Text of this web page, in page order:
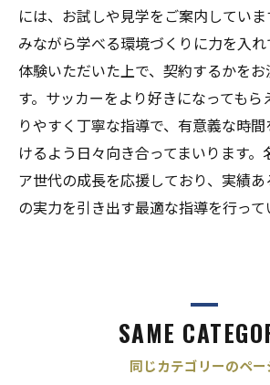
には、お試しや見学をご案内してい
みながら学べる環境づくりに力を入
体験いただいた上で、契約するかを
す。サッカーをより好きになっても
りやすく丁寧な指導で、有意義な時
けるよう日々向き合ってまいります。
ア世代の成長を応援しており、実績
の実力を引き出す最適な指導を行って
同じカテゴリーのペー
SAME